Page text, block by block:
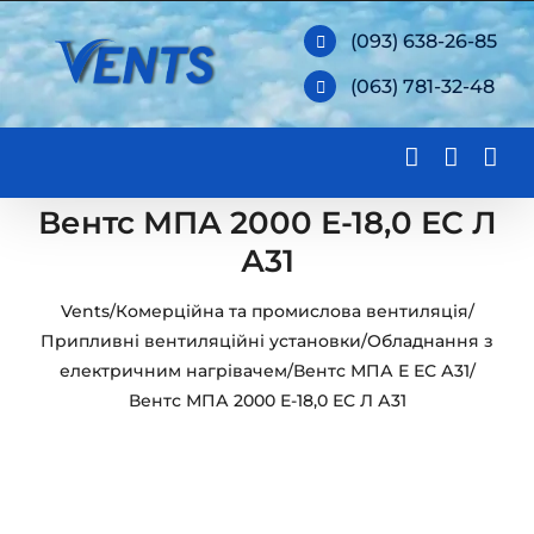
Skip
to
content
(093) 638-26-85
(063) 781-32-48
Вентс МПА 2000 Е-18,0 ЕС Л
А31
Vents/Комерційна та промислова вентиляція/
Припливні вентиляційні установки/Обладнання з
електричним нагрівачем/Вентс МПА Е ЕС А31/
Вентс МПА 2000 Е-18,0 ЕС Л А31